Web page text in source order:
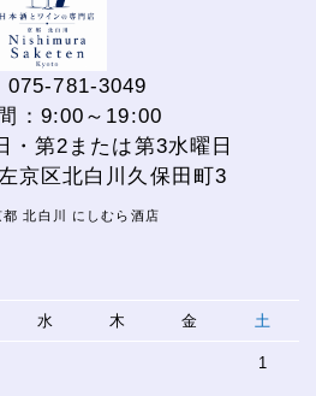
075-781-3049
：9:00～19:00
・第2または第3水曜日
京区北白川久保田町3
北白川 にしむら酒店
水 木 金 土
1